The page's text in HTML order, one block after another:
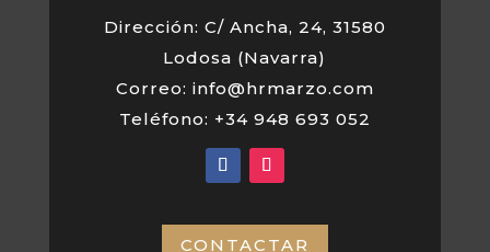
Dirección: C/ Ancha, 24, 31580
Lodosa (Navarra)
Correo: info@hrmarzo.com
Teléfono: +34 948 693 052
CONTACTAR